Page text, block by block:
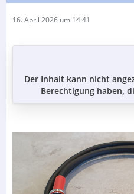
16. April 2026 um 14:41
Der Inhalt kann nicht
Berechtigung haben,